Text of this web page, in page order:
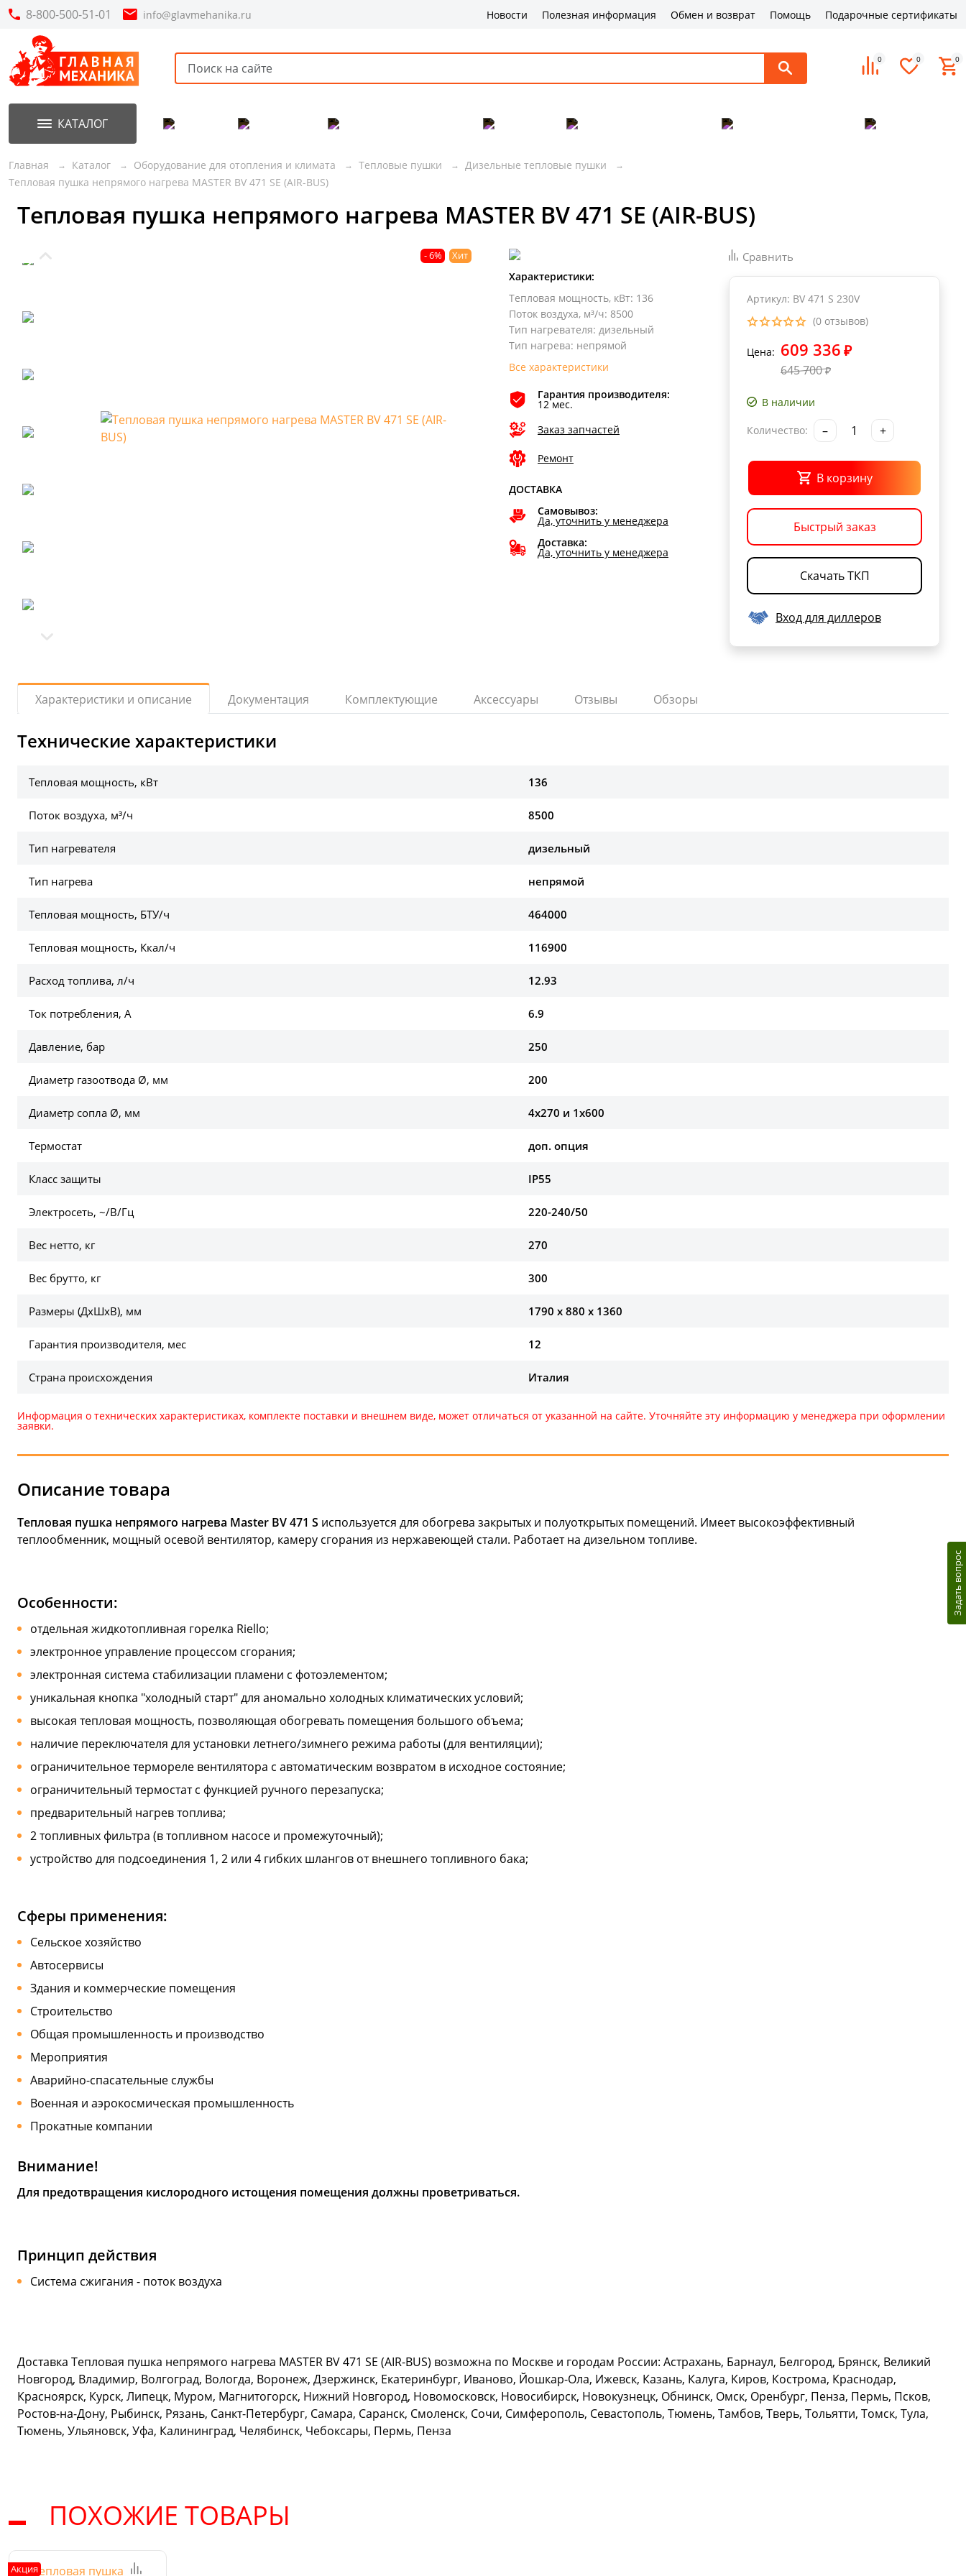
8-800-500-51-01 info@glavmehanika.ru Новости Полезная информация Обмен и возврат Помощь Подарочные сертификаты
0 0 0
КАТАЛОГ
Главная Каталог Оборудование для отопления и климата Тепловые пушки
Дизельные тепловые пушки
Тепловая пушка непрямого нагрева MASTER BV 471 SE (AIR-BUS)
Тепловая пушка непрямого нагрева MASTER BV 471 SE (AIR-BUS)
- 6% Хит
Характеристики:
Тепловая мощность, кВт: 136
Поток воздуха, м³/ч: 8500
Тип нагревателя: дизельный
Тип нагрева: непрямой
Все характеристики
Гарантия производителя:
12 мес.
Заказ запчастей
Ремонт
ДОСТАВКА
Самовывоз:
Да, уточнить у менеджера
Доставка:
Да, уточнить у менеджера
Сравнить
Артикул: BV 471 S 230V
(0 отзывов)
Цена: 609 336 ₽
645 700₽
В наличии
Количество: – +
В корзину
Быстрый заказ
Скачать ТКП
Вход для диллеров
Характеристики и описание Документация Комплектующие Аксессуары Отзывы Обзоры
Технические характеристики
Тепловая мощность, кВт 136
Поток воздуха, м³/ч 8500
Тип нагревателя дизельный
Тип нагрева непрямой
Тепловая мощность, БТУ/ч 464000
Тепловая мощность, Ккал/ч 116900
Расход топлива, л/ч 12.93
Ток потребления, А 6.9
Давление, бар 250
Диаметр газоотвода Ø, мм 200
Диаметр сопла Ø, мм 4х270 и 1х600
Термостат доп. опция
Класс защиты IP55
Электросеть, ~/В/Гц 220-240/50
Вес нетто, кг 270
Вес брутто, кг 300
Размеры (ДхШхВ), мм 1790 x 880 x 1360
Гарантия производителя, мес 12
Страна происхождения Италия
Информация о технических характеристиках, комплекте поставки и внешнем виде, может отличаться от указанной на сайте. Уточняйте эту информацию у менеджера при оформлении
заявки.
Описание товара
Тепловая пушка непрямого нагрева Master BV 471 S используется для обогрева закрытых и полуоткрытых помещений. Имеет высокоэффективный
теплообменник, мощный осевой вентилятор, камеру сгорания из нержавеющей стали. Работает на дизельном топливе.
Особенности:
отдельная жидкотопливная горелка Riello;
электронное управление процессом сгорания;
электронная система стабилизации пламени с фотоэлементом;
уникальная кнопка "холодный старт" для аномально холодных климатических условий;
высокая тепловая мощность, позволяющая обогревать помещения большого объема;
наличие переключателя для установки летнего/зимнего режима работы (для вентиляции);
ограничительное термореле вентилятора с автоматическим возвратом в исходное состояние;
ограничительный термостат с функцией ручного перезапуска;
предварительный нагрев топлива;
2 топливных фильтра (в топливном насосе и промежуточный);
устройство для подсоединения 1, 2 или 4 гибких шлангов от внешнего топливного бака;
Сферы применения:
Сельское хозяйство
Автосервисы
Здания и коммерческие помещения
Строительство
Общая промышленность и производство
Мероприятия
Аварийно-спасательные службы
Военная и аэрокосмическая промышленность
Прокатные компании
Внимание!
Для предотвращения кислородного истощения помещения должны проветриваться.
Принцип действия
Система сжигания - поток воздуха
Доставка Тепловая пушка непрямого нагрева MASTER BV 471 SE (AIR-BUS) возможна по Москве и городам России: Астрахань, Барнаул, Белгород, Брянск, Великий
Новгород, Владимир, Волгоград, Вологда, Воронеж, Дзержинск, Екатеринбург, Иваново, Йошкар-Ола, Ижевск, Казань, Калуга, Киров, Кострома, Краснодар,
Красноярск, Курск, Липецк, Муром, Магнитогорск, Нижний Новгород, Новомосковск, Новосибирск, Новокузнецк, Обнинск, Омск, Оренбург, Пенза, Пермь, Псков,
Ростов-на-Дону, Рыбинск, Рязань, Санкт-Петербург, Самара, Саранск, Смоленск, Сочи, Симферополь, Севастополь, Тюмень, Тамбов, Тверь, Тольятти, Томск, Тула,
Тюмень, Ульяновск, Уфа, Калининград, Челябинск, Чебоксары, Пермь, Пенза
ПОХОЖИЕ ТОВАРЫ
Акция
Задать вопрос